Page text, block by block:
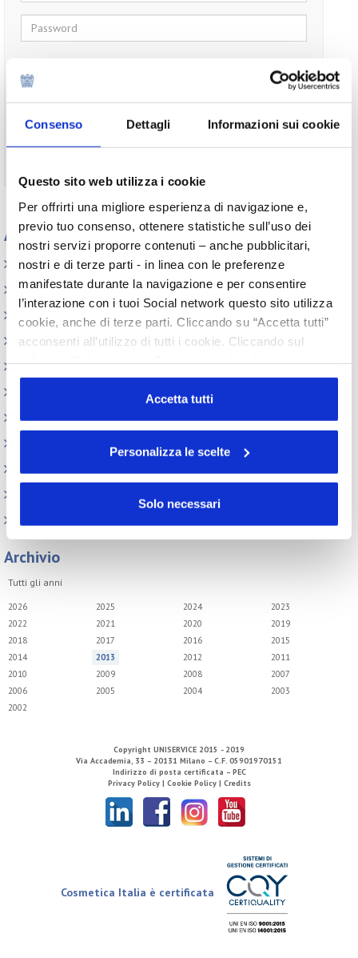
Consenso Dettagli Informazioni sui cookie
Questo sito web utilizza i cookie
Per offrirti una migliore esperienza di navigazione e,
previo tuo consenso, ottenere statistiche sull’uso dei
nostri servizi proporre contenuti – anche pubblicitari,
nostri e di terze parti - in linea con le preferenze
manifestate durante la navigazione e per consentire
l’interazione con i tuoi Social network questo sito utilizza
cookie, anche di terze parti. Cliccando su “Accetta tutti”
acconsenti all’utilizzo di tutti i cookie. Cliccando sul
o profilazione viene utilizzato. Cliccando su
“Personalizza le scelte” è possibile esprimere la propria
volontà in relazione a ciascuna categoria di cookie del
Accetta tutti
Personalizza le scelte
Solo necessari
Password
Appuntamenti
Elenco Completo
Assemblea
Convegno tecnico internazionale
Cosmoprof
Information Day
Beauty Report
Eventi Speciali
Archivio
Tutti gli anni
2026 2025 2024
2023
2022
2021 2020
2019
2018
2017 2016
2015
2014
2013 2012
2011
2010
2009 2008
2007
2006
2005 2004
2003
2002
Copyright UNISERVICE 2015 - 2019
Via Accademia, 33 – 20131 Milano – C.F. 05901970151
Indirizzo di posta certificata – PEC
Privacy Policy | Cookie Policy | Credits
Cosmetica Italia è certificata